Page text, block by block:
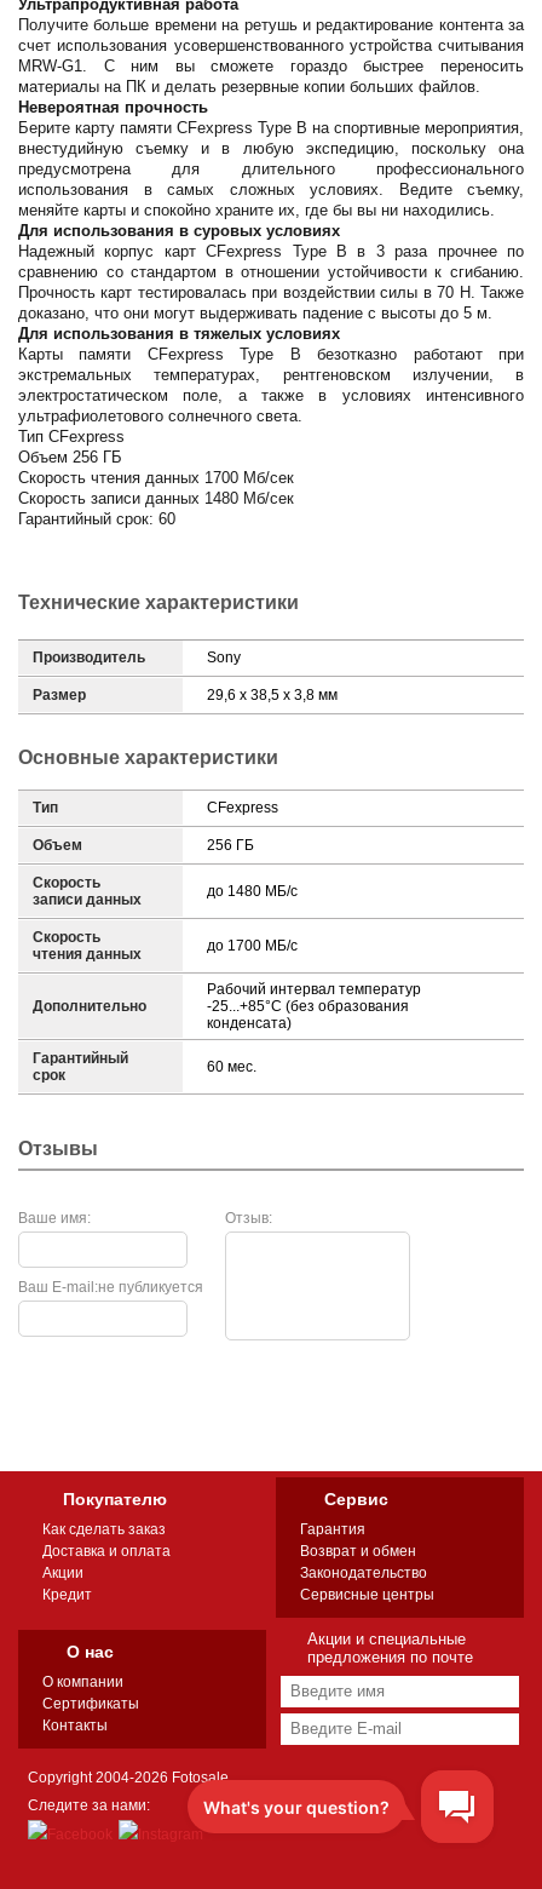
Ультрапродуктивная работа
Получите больше времени на ретушь и редактирование контента за
счет использования усовершенствованного устройства считывания
MRW-G1. С ним вы сможете гораздо быстрее переносить
материалы на ПК и делать резервные копии больших файлов.
Невероятная прочность
Берите карту памяти CFexpress Type B на спортивные мероприятия,
внестудийную съемку и в любую экспедицию, поскольку она
предусмотрена для длительного профессионального
использования в самых сложных условиях. Ведите съемку,
меняйте карты и спокойно храните их, где бы вы ни находились.
Для использования в суровых условиях
Надежный корпус карт CFexpress Type В в 3 раза прочнее по
сравнению со стандартом в отношении устойчивости к сгибанию.
Прочность карт тестировалась при воздействии силы в 70 Н. Также
доказано, что они могут выдерживать падение с высоты до 5 м.
Для использования в тяжелых условиях
Карты памяти CFexpress Type B безотказно работают при
экстремальных температурах, рентгеновском излучении, в
электростатическом поле, а также в условиях интенсивного
ультрафиолетового солнечного света.
Тип CFexpress
Объем 256 ГБ
Скорость чтения данных 1700 Мб/сек
Скорость записи данных 1480 Мб/сек
Гарантийный срок: 60
Технические характеристики
Производитель Sony
Размер 29,6 x 38,5 x 3,8 мм
Основные характеристики
Тип CFexpress
Объем 256 ГБ
Скорость
записи данных
до 1480 МБ/с
Скорость
чтения данных
до 1700 МБ/с
Дополнительно
Рабочий интервал температур
-25...+85°C (без образования
конденсата)
Гарантийный
срок
60 мес.
Отзывы
Ваше имя: Отзыв:
не публикуется
Ваш E-mail:
Покупателю
Как сделать заказ
Доставка и оплата
Акции
Кредит
Сервис
Гарантия
Возврат и обмен
Законодательство
Сервисные центры
О нас
О компании
Сертификаты
Контакты
Акции и специальные
предложения по почте
Copyright 2004-2026 Fotosale
Следите за нами: